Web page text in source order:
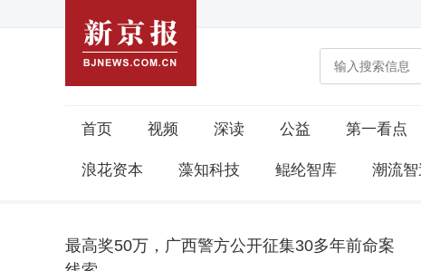
首页 视频 深读 公益 第一看点
浪花资本 藻知科技 鲲纶智库 潮流
最高奖50万，广西警方公开征集30多年前命案